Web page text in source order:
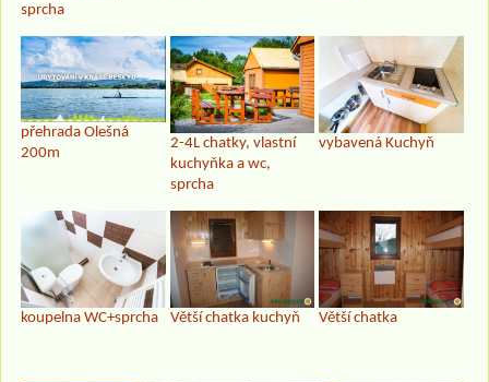
sprcha
přehrada Olešná
200m
2-4L chatky, vlastní
kuchyňka a wc,
sprcha
vybavená Kuchyň
koupelna WC+sprcha Větší chatka kuchyň Větší chatka